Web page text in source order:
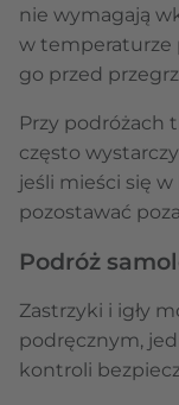
nie wymagają
w temperaturze
go przed
Przy podróżach
często
jeśli mieści się
pozostawać
Podróż
Zastrzyki i igły
podręcznym,
kontroli